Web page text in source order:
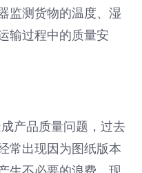
监测货物的温度、湿
输过程中的质量安
产品质量问题，过去
常出现因为图纸版本